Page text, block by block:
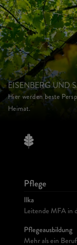
EISENBERG UND
Hier werden beste
Heimat.
Pflege
Ilka
Leitende MFA in
Pflegeausbildung
Mehr als ein Beruf